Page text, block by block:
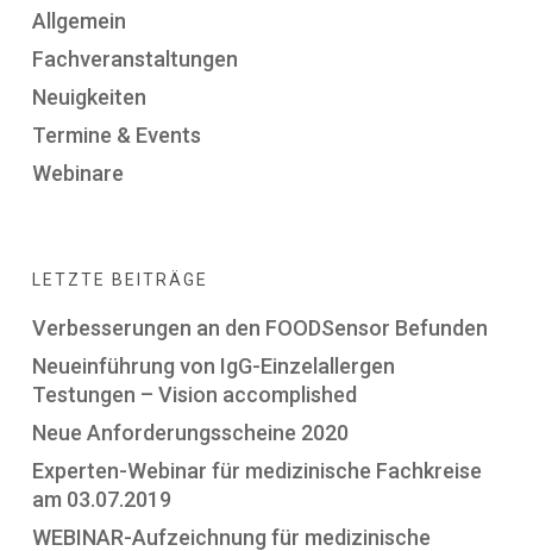
Allgemein
Fachveranstaltungen
Neuigkeiten
Termine & Events
Webinare
LETZTE BEITRÄGE
Verbesserungen an den FOODSensor Befunden
Neueinführung von IgG-Einzelallergen
Testungen – Vision accomplished
Neue Anforderungsscheine 2020
Experten-Webinar für medizinische Fachkreise
am 03.07.2019
WEBINAR-Aufzeichnung für medizinische